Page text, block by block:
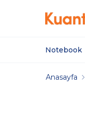
Notebook
Anasayfa